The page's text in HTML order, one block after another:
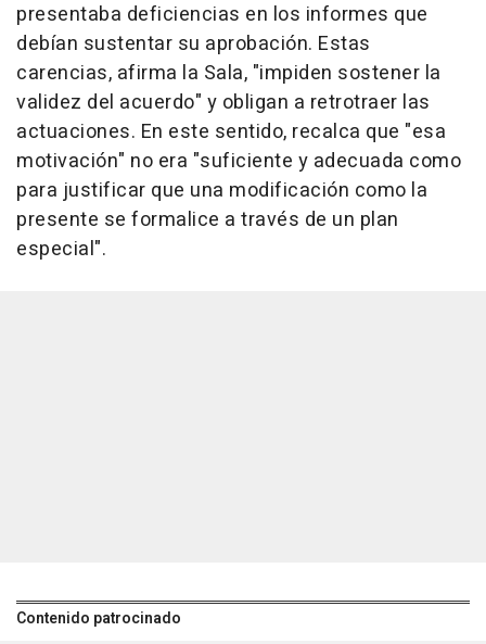
presentaba deficiencias en los informes que
debían sustentar su aprobación. Estas
carencias, afirma la Sala, "impiden sostener la
validez del acuerdo" y obligan a retrotraer las
actuaciones. En este sentido, recalca que "esa
motivación" no era "suficiente y adecuada como
para justificar que una modificación como la
presente se formalice a través de un plan
especial".
Contenido patrocinado